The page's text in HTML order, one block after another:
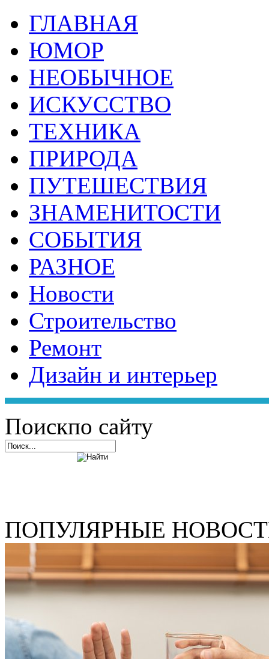
ГЛАВНАЯ
ЮМОР
НЕОБЫЧНОЕ
ИСКУССТВО
ТЕХНИКА
ПРИРОДА
ПУТЕШЕСТВИЯ
ЗНАМЕНИТОСТИ
СОБЫТИЯ
РАЗНОЕ
Новости
Строительство
Ремонт
Дизайн и интерьер
Поискпо сайту
ПОПУЛЯРНЫЕ